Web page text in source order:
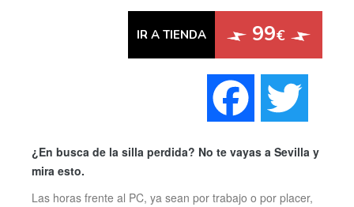
IR A TIENDA 99€
¿En busca de la silla perdida? No te vayas a Sevilla y
mira esto.
Las horas frente al PC, ya sean por trabajo o por placer,